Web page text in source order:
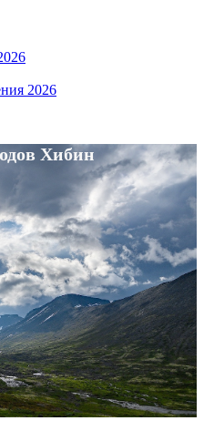
2026
Хибин